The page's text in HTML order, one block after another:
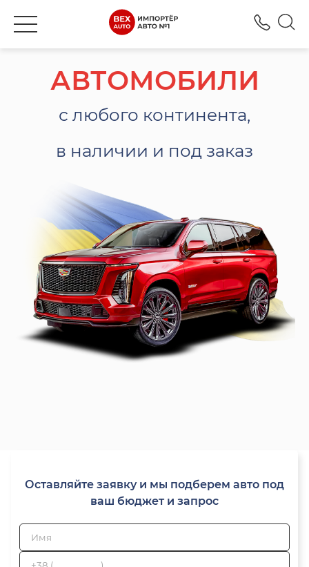
АВТОМОБИЛИ
с любого континента,
в наличии и под заказ
Оставляйте заявку и мы подберем авто под
ваш бюджет и запрос